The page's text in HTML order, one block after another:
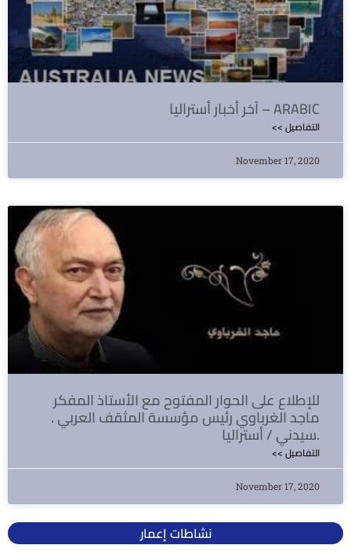
آخر أخبار أستراليا – ARABIC
<< التفاصيل
November 17, 2020
للإطلاع على الحوار المفتوح مع الأستاذ المفكر
ماجد الغرباوي رئيس مؤسسة المثقف العربي .
سيدني / أستراليا.
<< التفاصيل
November 17, 2020
نشاطات إعمار